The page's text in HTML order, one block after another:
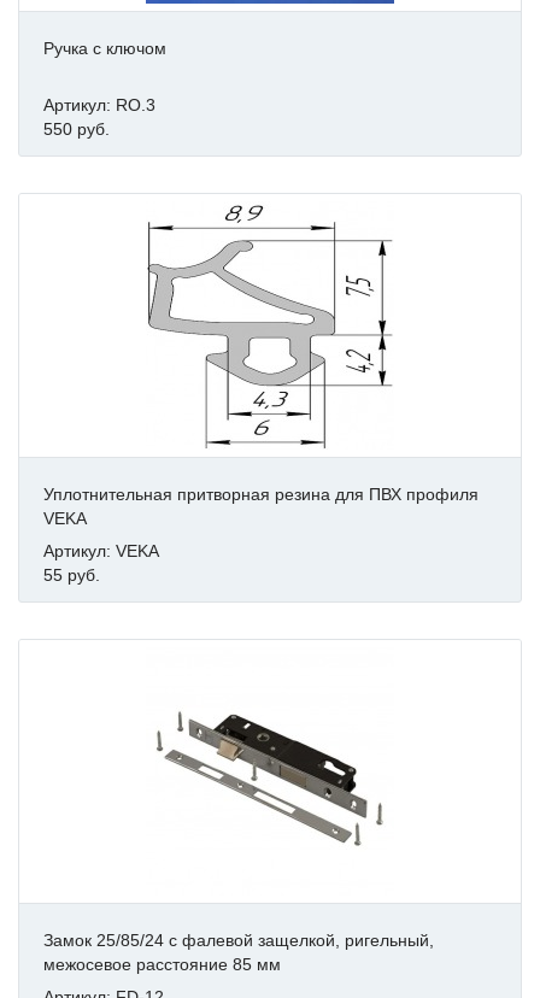
Ручка с ключом
Артикул: RO.3
550 руб.
Уплотнительная притворная резина для ПВХ профиля
VEKA
Артикул: VEKA
55 руб.
Замок 25/85/24 с фалевой защелкой, ригельный,
межосевое расстояние 85 мм